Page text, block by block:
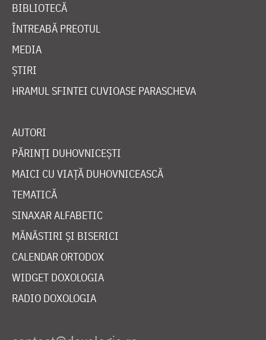
BIBLIOTECĂ
ÎNTREABĂ PREOTUL
MEDIA
ȘTIRI
HRAMUL SFINTEI CUVIOASE PARASCHEVA
AUTORI
PĂRINȚI DUHOVNICEȘTI
MAICI CU VIAȚĂ DUHOVNICEASCĂ
TEMATICĂ
SINAXAR ALFABETIC
MĂNĂSTIRI ȘI BISERICI
CALENDAR ORTODOX
WIDGET DOXOLOGIA
RADIO DOXOLOGIA